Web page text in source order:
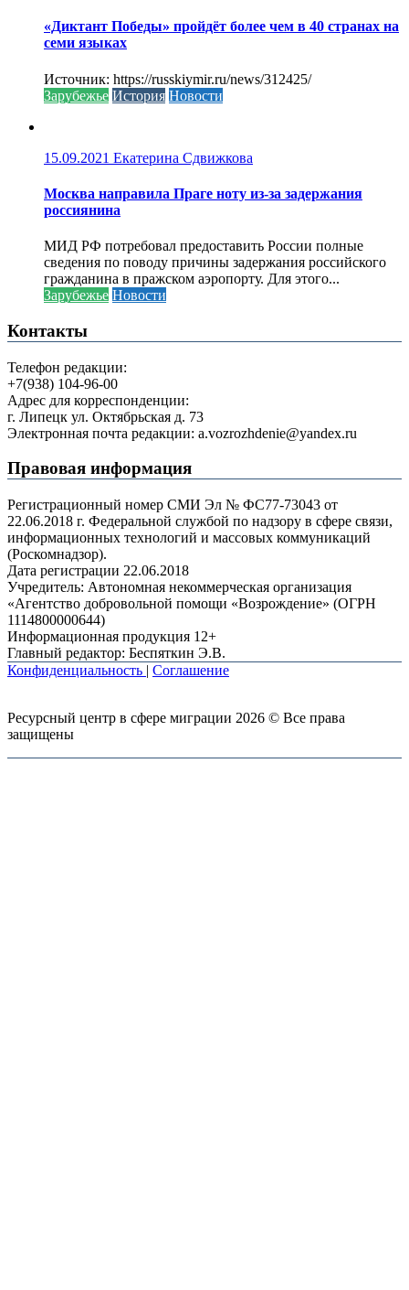
«Диктант Победы» пройдёт более чем в 40 странах на
семи языках
Источник: https://russkiymir.ru/news/312425/
Зарубежье История Новости
15.09.2021 Екатерина Сдвижкова
Москва направила Праге ноту из-за задержания
россиянина
МИД РФ потребовал предоставить России полные
сведения по поводу причины задержания российского
гражданина в пражском аэропорту. Для этого...
Зарубежье Новости
Контакты
Телефон редакции:
+7(938) 104-96-00
Адрес для корреспонденции:
г. Липецк ул. Октябрьская д. 73
Электронная почта редакции: a.vozrozhdenie@yandex.ru
Правовая информация
Регистрационный номер СМИ Эл № ФС77-73043 от
22.06.2018 г. Федеральной службой по надзору в сфере связи,
информационных технологий и массовых коммуникаций
(Роскомнадзор).
Дата регистрации 22.06.2018
Учредитель: Автономная некоммерческая организация
«Агентство добровольной помощи «Возрождение» (ОГРН
1114800000644)
Информационная продукция 12+
Главный редактор: Беспяткин Э.В.
Конфиденциальность | Соглашение
Ресурсный центр в сфере миграции 2026 © Все права
защищены